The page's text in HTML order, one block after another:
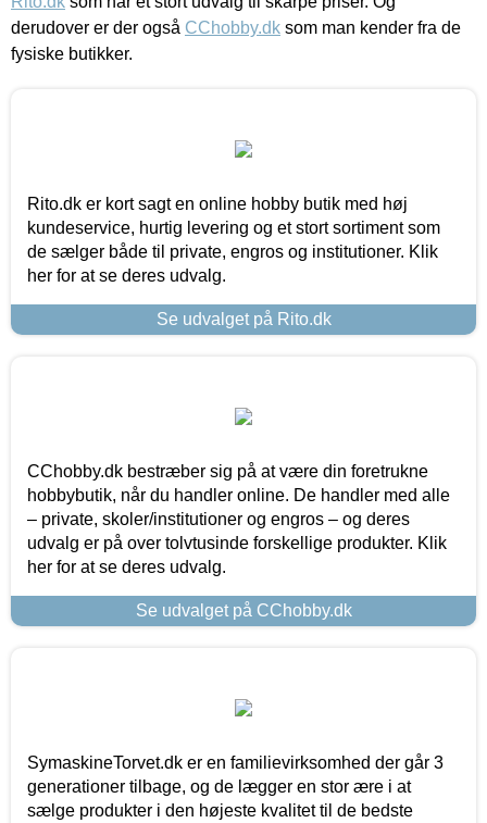
derudover er der også CChobby.dk som man kender fra de
fysiske butikker.
Rito.dk er kort sagt en online hobby butik med høj
kundeservice, hurtig levering og et stort sortiment som
de sælger både til private, engros og institutioner. Klik
her for at se deres udvalg.
Se udvalget på Rito.dk
CChobby.dk bestræber sig på at være din foretrukne
hobbybutik, når du handler online. De handler med alle
– private, skoler/institutioner og engros – og deres
udvalg er på over tolvtusinde forskellige produkter. Klik
her for at se deres udvalg.
Se udvalget på CChobby.dk
SymaskineTorvet.dk er en familievirksomhed der går 3
generationer tilbage, og de lægger en stor ære i at
sælge produkter i den højeste kvalitet til de bedste